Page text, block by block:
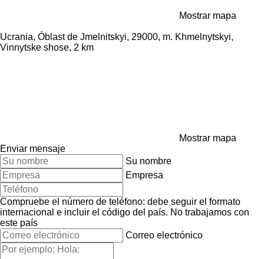
Mostrar mapa
Ucrania, Óblast de Jmelnitskyi, 29000, m. Khmelnytskyi,
Vinnytske shose, 2 km
Mostrar mapa
Enviar mensaje
Su nombre
Empresa
Compruebe el número de teléfono: debe seguir el formato
internacional e incluir el código del país. No trabajamos con
este país
Correo electrónico